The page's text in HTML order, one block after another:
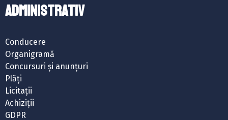
ADMINISTRATIV
Conducere
Organigramă
Concursuri și anunțuri
Plăți
Licitații
Achiziții
GDPR